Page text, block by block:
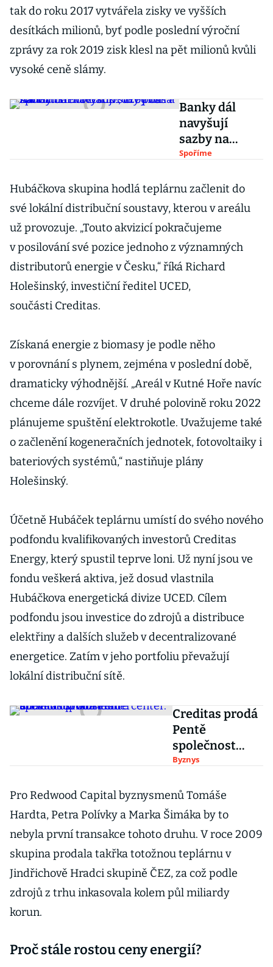
tak do roku 2017 vytvářela zisky ve vyšších
desítkách milionů, byť podle poslední výroční
zprávy za rok 2019 zisk klesl na pět milionů kvůli
vysoké ceně slámy.
Banky dál
navyšují
sazby na
spořicích
posílá nahoru
Hello Bank!,
Bank
Spoříme
Hubáčkova skupina hodlá teplárnu začlenit do
své lokální distribuční soustavy, kterou v areálu
už provozuje. „Touto akvizicí pokračujeme
v posilování své pozice jednoho z významných
distributorů energie v Česku,“ říká Richard
Holešinský, investiční ředitel UCED,
součásti Creditas.
Získaná energie z biomasy je podle něho
v porovnání s plynem, zejména v poslední době,
dramaticky výhodnější. „Areál v Kutné Hoře navíc
chceme dále rozvíjet. V druhé polovině roku 2022
plánujeme spuštění elektrokotle. Uvažujeme také
o začlenění kogeneračních jednotek, fotovoltaiky i
bateriových systémů,“ nastiňuje plány
Holešinský.
Účetně Hubáček teplárnu umístí do svého nového
podfondu kvalifikovaných investorů Creditas
Energy, který spustil teprve loni. Už nyní jsou ve
fondu veškerá aktiva, jež dosud vlastnila
Hubáčkova energetická divize UCED. Cílem
podfondu jsou investice do zdrojů a distribuce
elektřiny a dalších služeb v decentralizované
energetice. Zatím v jeho portfoliu převažují
lokální distribuční sítě.
Creditas prodá
Pentě
společnost
Alzheimercent
musí
antimonopolní
Byznys
Pro Redwood Capital byznysmenů Tomáše
Hardta, Petra Polívky a Marka Šimáka by to
nebyla první transakce tohoto druhu. V roce 2009
skupina prodala takřka totožnou teplárnu v
Jindřichově Hradci skupině ČEZ, za což podle
zdrojů z trhu inkasovala kolem půl miliardy
korun.
Proč stále rostou ceny energií?